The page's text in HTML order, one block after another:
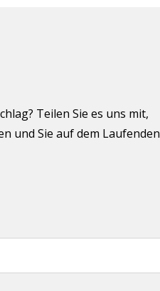
Teilen Sie es uns mit,
und Sie auf dem Laufenden